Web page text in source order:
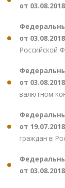
от
от
Российской
от
валютном
от
граждан в
от